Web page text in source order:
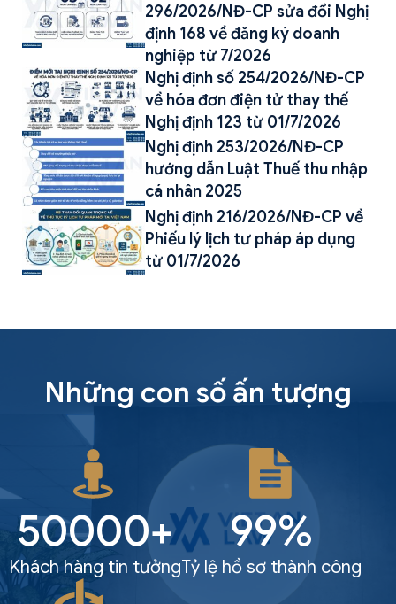
296/2026/NĐ-CP sửa đổi Nghị
định 168 về đăng ký doanh
nghiệp từ 7/2026
Nghị định số 254/2026/NĐ-CP
về hóa đơn điện tử thay thế
Nghị định 123 từ 01/7/2026
Nghị định 253/2026/NĐ-CP
hướng dẫn Luật Thuế thu nhập
cá nhân 2025
Nghị định 216/2026/NĐ-CP về
Phiếu lý lịch tư pháp áp dụng
từ 01/7/2026
Những con số ấn tượng
50000+
Khách hàng tin tưởng
99%
Tỷ lệ hồ sơ thành công